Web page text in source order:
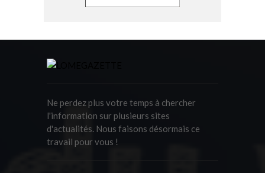
Ne perdez plus votre temps à chercher
l'information sur plusieurs sites
d'actualités. Nous faisons désormais ce
travail pour vous !